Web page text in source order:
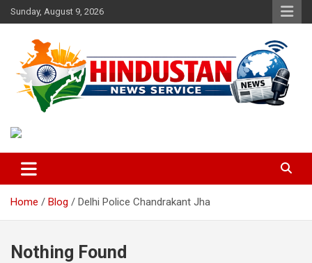
Skip
to
Sunday, August 9, 2026
Hindustan News Service
Home Blog Delhi Police Chandrakant Jha
Nothing Found